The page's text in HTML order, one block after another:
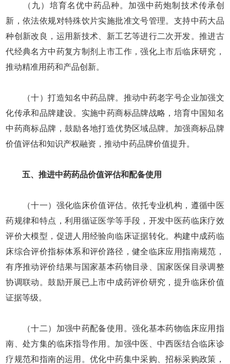
（九）培育名优中药品种。加强中药炮制技术传承创
新，依法依规对特殊饮片实施批准文号管理。支持中药大品
种创新改良，运用新技术、新工艺等进行二次开发。推进古
代经典名方中药复方制剂上市工作，强化上市后临床研究，
推动精准用药和产品创新。
（十）打造知名中药品牌。推动中药老字号企业加强文
化传承和品牌建设。实施中药商标品牌战略，培育中国知名
中药商标品牌，鼓励各地打造优势区域品牌。加强商标品牌
价值评估和知识产权融资，推动中药品牌价值提升。
五、推进中药药品价值评估和配备使用
（十一）强化临床价值评估。依托专业机构，遵循中医
药规律和特点，利用循证医学等手段，开发中医药临床疗效
评价大模型，促进人用经验向临床证据转化。构建中成药临
床综合评价指标体系和评价路径，健全临床应用指南规范，
有序推动评价结果与国家基本药物目录、国家医保目录调整
协调联动。鼓励开展已上市中成药评价研究，提升临床价值
证据等级。
（十二）加强中药配备使用。强化基本药物临床应用指
南、处方集的临床指导作用。加强中医、中西医结合临床诊
疗规范和指南的运用。优化中药集中采购、招标采购政策，